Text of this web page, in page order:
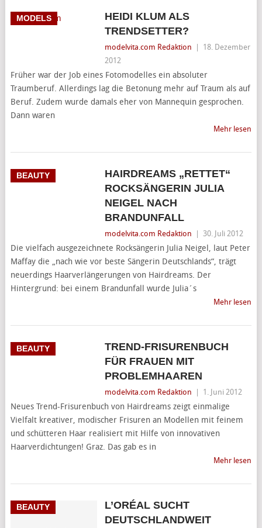
MODELS
HEIDI KLUM ALS
TRENDSETTER?
modelvita.com Redaktion
18. Dezember
2012
Früher war der Job eines Fotomodelles ein absoluter
Traumberuf. Allerdings lag die Betonung mehr auf Traum als auf
Beruf. Zudem wurde damals eher von Mannequin gesprochen.
Dann waren
Mehr lesen
BEAUTY
HAIRDREAMS „RETTET“
ROCKSÄNGERIN JULIA
NEIGEL NACH
BRANDUNFALL
modelvita.com Redaktion 30. Juli 2012
Die vielfach ausgezeichnete Rocksängerin Julia Neigel, laut Peter
Maffay die „nach wie vor beste Sängerin Deutschlands“, trägt
neuerdings Haarverlängerungen von Hairdreams. Der
Hintergrund: bei einem Brandunfall wurde Julia´s
Mehr lesen
BEAUTY
TREND-FRISURENBUCH
FÜR FRAUEN MIT
PROBLEMHAAREN
modelvita.com Redaktion 1. Juni 2012
Neues Trend-Frisurenbuch von Hairdreams zeigt einmalige
Vielfalt kreativer, modischer Frisuren an Modellen mit feinem
und schütteren Haar realisiert mit Hilfe von innovativen
Haarverdichtungen! Graz. Das gab es in
Mehr lesen
BEAUTY
L’ORÉAL SUCHT
DEUTSCHLANDWEIT